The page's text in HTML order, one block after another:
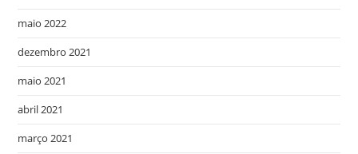
maio 2022
dezembro 2021
maio 2021
abril 2021
março 2021